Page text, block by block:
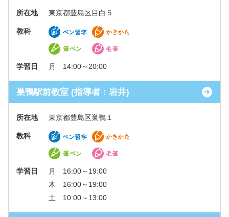
所在地 東京都豊島区目白５
教科
学習日 月 14:00～20:00
巣鴨駅前教室 (指導者：岩井)
所在地 東京都豊島区巣鴨１
教科
学習日
月 16:00～19:00
木 16:00～19:00
土 10:00～13:00